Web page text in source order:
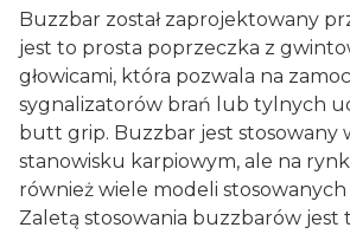
Buzzbar został zaprojektowany
jest to prosta poprzeczka z
głowicami, która pozwala na
sygnalizatorów brań lub tylnych
butt grip. Buzzbar jest stosowany
stanowisku karpiowym, ale na
również wiele modeli
Zaletą stosowania buzzbarów jest